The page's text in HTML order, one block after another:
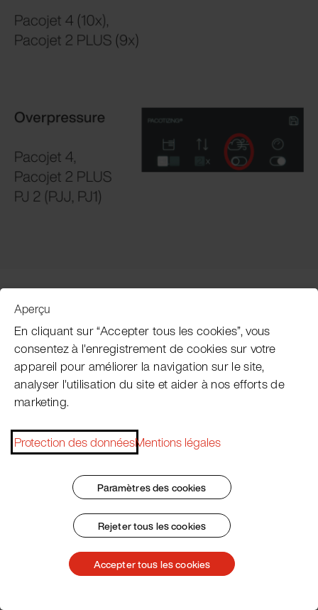
Nettoyage facile de Pacojet
À l’aide du programme de nettoyage affiché à l’écran,
vous pouvez nettoyer votre appareil Pacojet très
facilement par simple pression d’un bouton et avec
Voir la nettoyage
Nettoyage avec les pastilles
Elles sont antibactériennes, compactes et faciles à
Aperçu
En cliquant sur “Accepter tous les cookies”, vous
consentez à l'enregistrement de cookies sur votre
appareil pour améliorer la navigation sur le site,
analyser l'utilisation du site et aider à nos efforts de
marketing.
Protection des donnéesMentions légales
Paramètres des cookies
Rejeter tous les cookies
Accepter tous les cookies